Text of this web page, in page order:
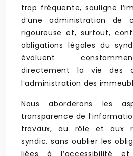
trop fréquente, souligne
d’une administration de
rigoureuse et, surtout,
obligations légales du
évoluent
directement la vie des
l’administration des
Nous aborderons les
transparence de
travaux, au rôle et aux
syndic, sans oublier les